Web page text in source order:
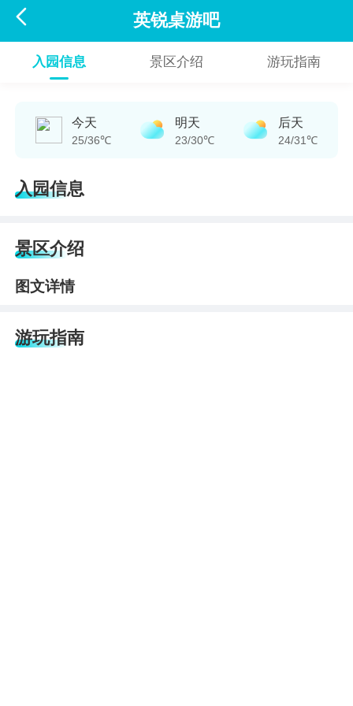
 英锐桌游吧
入园信息 景区介绍 游玩指南
今天
25/36℃
明天
23/30℃
后天
24/31℃
入园信息
景区介绍
图文详情
游玩指南